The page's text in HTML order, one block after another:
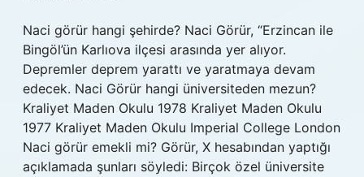
Naci görür hangi şehirde? Naci Görür, “Erzincan ile
Bingöl’ün Karlıova ilçesi arasında yer alıyor.
Depremler deprem yarattı ve yaratmaya devam
edecek. Naci Görür hangi üniversiteden mezun?
Kraliyet Maden Okulu 1978 Kraliyet Maden Okulu
1977 Kraliyet Maden Okulu Imperial College London
Naci görür emekli mi? Görür, X hesabından yaptığı
açıklamada şunları söyledi: Birçok özel üniversite